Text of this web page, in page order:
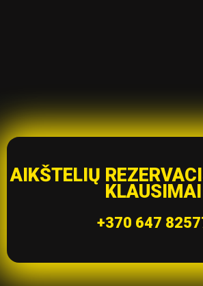
AIKŠTELIŲ
KLAUSIMAI
+370 647